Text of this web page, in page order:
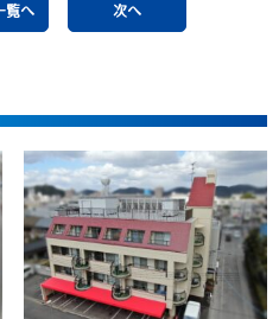
覧へ 次へ